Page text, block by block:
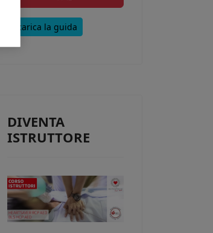
Scarica la guida
DIVENTA
ISTRUTTORE